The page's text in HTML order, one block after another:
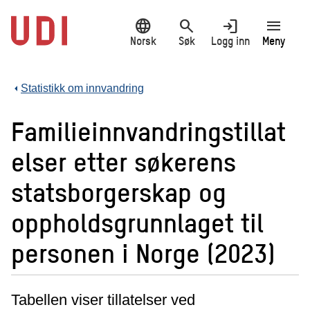
hovedinnhold
language
Norsk
search
Søk
login
Logg inn
menu
Meny
Statistikk om innvandring
Familieinnvandringstillat
elser etter søkerens
statsborgerskap og
oppholdsgrunnlaget til
personen i Norge (2023)
Tabellen viser tillatelser ved